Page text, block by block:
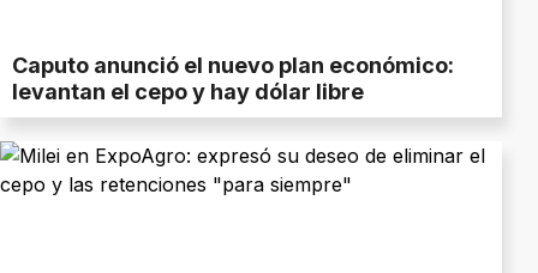
Caputo anunció el nuevo plan económico:
levantan el cepo y hay dólar libre